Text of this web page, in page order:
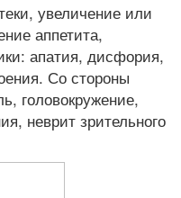
увеличение или
аппетита,
апатия, дисфория,
Со стороны
головокружение,
неврит зрительного